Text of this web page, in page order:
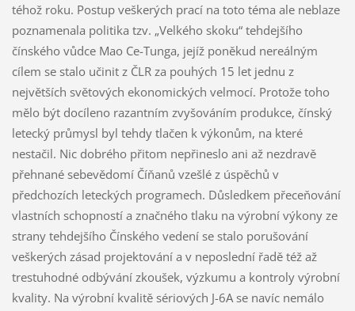
téhož roku. Postup veškerých prací na toto téma ale neblaze
poznamenala politika tzv. „Velkého skoku“ tehdejšího
čínského vůdce Mao Ce-Tunga, jejíž poněkud nereálným
cílem se stalo učinit z ČLR za pouhých 15 let jednu z
největších světových ekonomických velmocí. Protože toho
mělo být docíleno razantním zvyšováním produkce, čínský
letecký průmysl byl tehdy tlačen k výkonům, na které
nestačil. Nic dobrého přitom nepřineslo ani až nezdravě
přehnané sebevědomí Číňanů vzešlé z úspěchů v
předchozích leteckých programech. Důsledkem přeceňování
vlastních schopností a značného tlaku na výrobní výkony ze
strany tehdejšího Čínského vedení se stalo porušování
veškerých zásad projektování a v neposlední řadě též až
trestuhodné odbývání zkoušek, výzkumu a kontroly výrobní
kvality. Na výrobní kvalitě sériových J-6A se navíc nemálo